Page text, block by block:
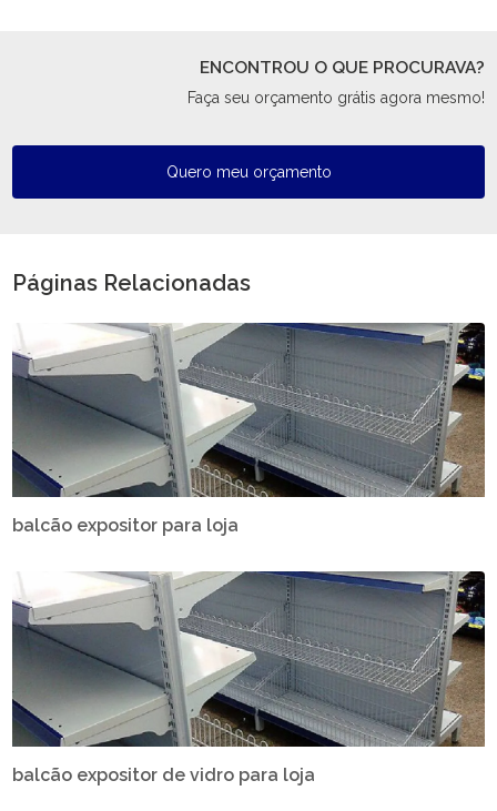
ENCONTROU O QUE PROCURAVA?
Faça seu orçamento grátis agora mesmo!
Quero meu orçamento
Páginas Relacionadas
balcão expositor para loja
balcão expositor de vidro para loja